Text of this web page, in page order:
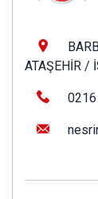
ATAŞEHİR /